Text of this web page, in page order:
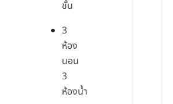
ชั้น
3
ห้อง
นอน
3
ห้องน้ำ